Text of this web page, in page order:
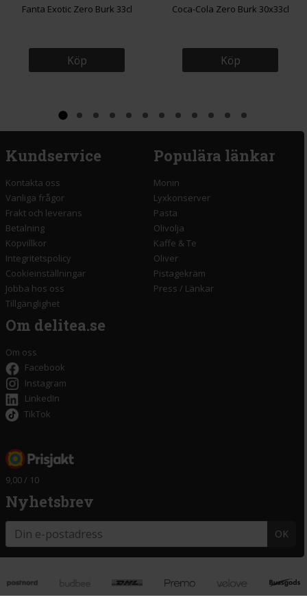
Fanta Exotic Zero Burk 33cl
Köp
Coca-Cola Zero Burk 30x33cl
Köp
Kundservice
Kontakta oss
Vanliga frågor
Frakt och leverans
Betalning
Köpvillkor
Integritetspolicy
Cookieinställningar
Jobba hos oss
Tillgänglighet
Populära länkar
Monin
Lyxkonserver
Pasta
Olivolja
Kaffe & Te
Oliver
Pistagekräm
Press / Länkar
Om delitea.se
Om oss
Facebook
Instagram
LinkedIn
TikTok
9,00 / 10
Nyhetsbrev
OK